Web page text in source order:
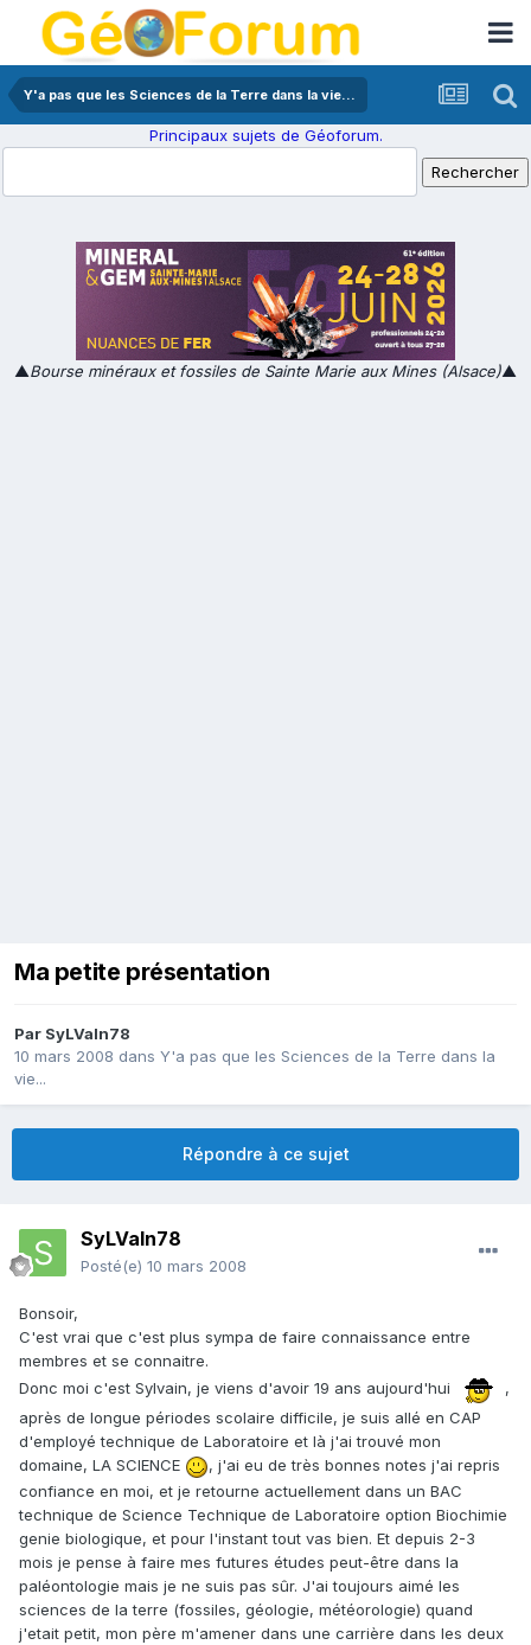
Y'a pas que les Sciences de la Terre dans la vie...
Principaux sujets de Géoforum.
▲Bourse minéraux et fossiles de Sainte Marie aux Mines (Alsace)▲
Ma petite présentation
Par SyLVaIn78
10 mars 2008 dans Y'a pas que les Sciences de la Terre dans la
vie...
Répondre à ce sujet
SyLVaIn78
Posté(e) 10 mars 2008
Bonsoir,
C'est vrai que c'est plus sympa de faire connaissance entre
membres et se connaitre.
Donc moi c'est Sylvain, je viens d'avoir 19 ans aujourd'hui
,
après de longue périodes scolaire difficile, je suis allé en CAP
d'employé technique de Laboratoire et là j'ai trouvé mon
domaine, LA SCIENCE
, j'ai eu de très bonnes notes j'ai repris
confiance en moi, et je retourne actuellement dans un BAC
technique de Science Technique de Laboratoire option Biochimie
genie biologique, et pour l'instant tout vas bien. Et depuis 2-3
mois je pense à faire mes futures études peut-être dans la
paléontologie mais je ne suis pas sûr. J'ai toujours aimé les
sciences de la terre (fossiles, géologie, météorologie) quand
j'etait petit, mon père m'amener dans une carrière dans les deux